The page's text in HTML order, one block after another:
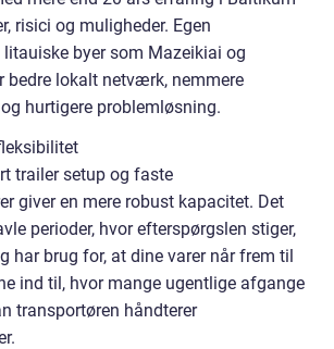
risici og muligheder. Egen
byer som Mazeikiai og
bedre lokalt netværk, nemmere
hurtigere problemløsning.
trailer setup og faste
giver en mere robust kapacitet. Det
perioder, hvor efterspørgslen stiger,
har brug for, at dine varer når frem til
ind til, hvor mange ugentlige afgange
transportøren håndterer